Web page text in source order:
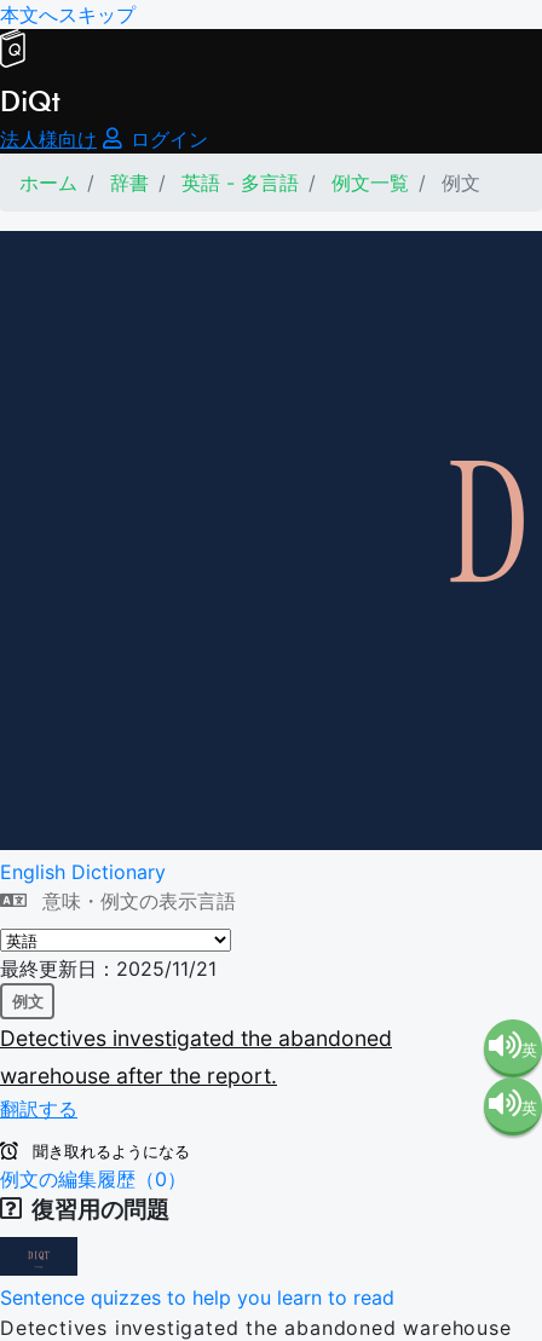
本文へスキップ
DiQt
法人様向け
ログイン
ホーム
辞書 英語 - 多言語 例文一覧 例文
English Dictionary
意味・例文の表示言語
最終更新日：2025/11/21
例文
Detectives investigated the abandoned
warehouse after the report.
翻訳する
英
語（米
英
聞き取れるようになる
例文の編集履歴（0）
復習用の問題
Sentence quizzes to help you learn to read
Detectives investigated the abandoned warehouse